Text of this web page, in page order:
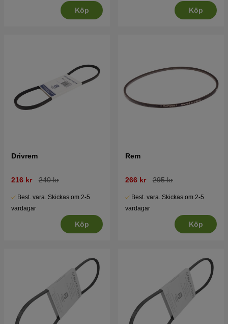
Köp Köp
Drivrem
216 kr 240 kr
Best. vara. Skickas om 2-5
vardagar
Köp
Rem
266 kr 295 kr
Best. vara. Skickas om 2-5
vardagar
Köp